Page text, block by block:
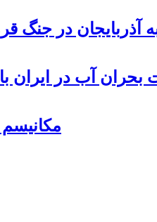
آذربایجان در جنگ
بحران آب در ایران
مکانیسم